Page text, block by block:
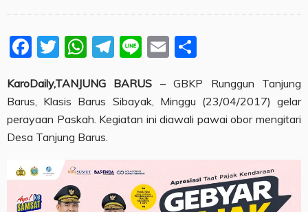
Facebook
Twitter
WhatsApp
Telegram
LineEmail
KaroDaily,TANJUNG BARUS – GBKP Runggun Tanjung
Barus, Klasis Barus Sibayak, Minggu (23/04/2017) gelar
perayaan Paskah. Kegiatan ini diawali pawai obor mengitari
Desa Tanjung Barus.